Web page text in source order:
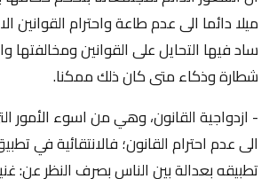
ميلا دائما الى عدم طاعة واحترام القوانين
ساد فيها التحايل على القوانين ومخالفتها
شطارة وذكاء متى كان ذلك ممكنا.
- ازدواجية القانون، وهي من اسوء الأمور
الى عدم احترام القانون؛ فالانتقائية في
تطبيقه بعدالة بين الناس بصرف النظر عن: